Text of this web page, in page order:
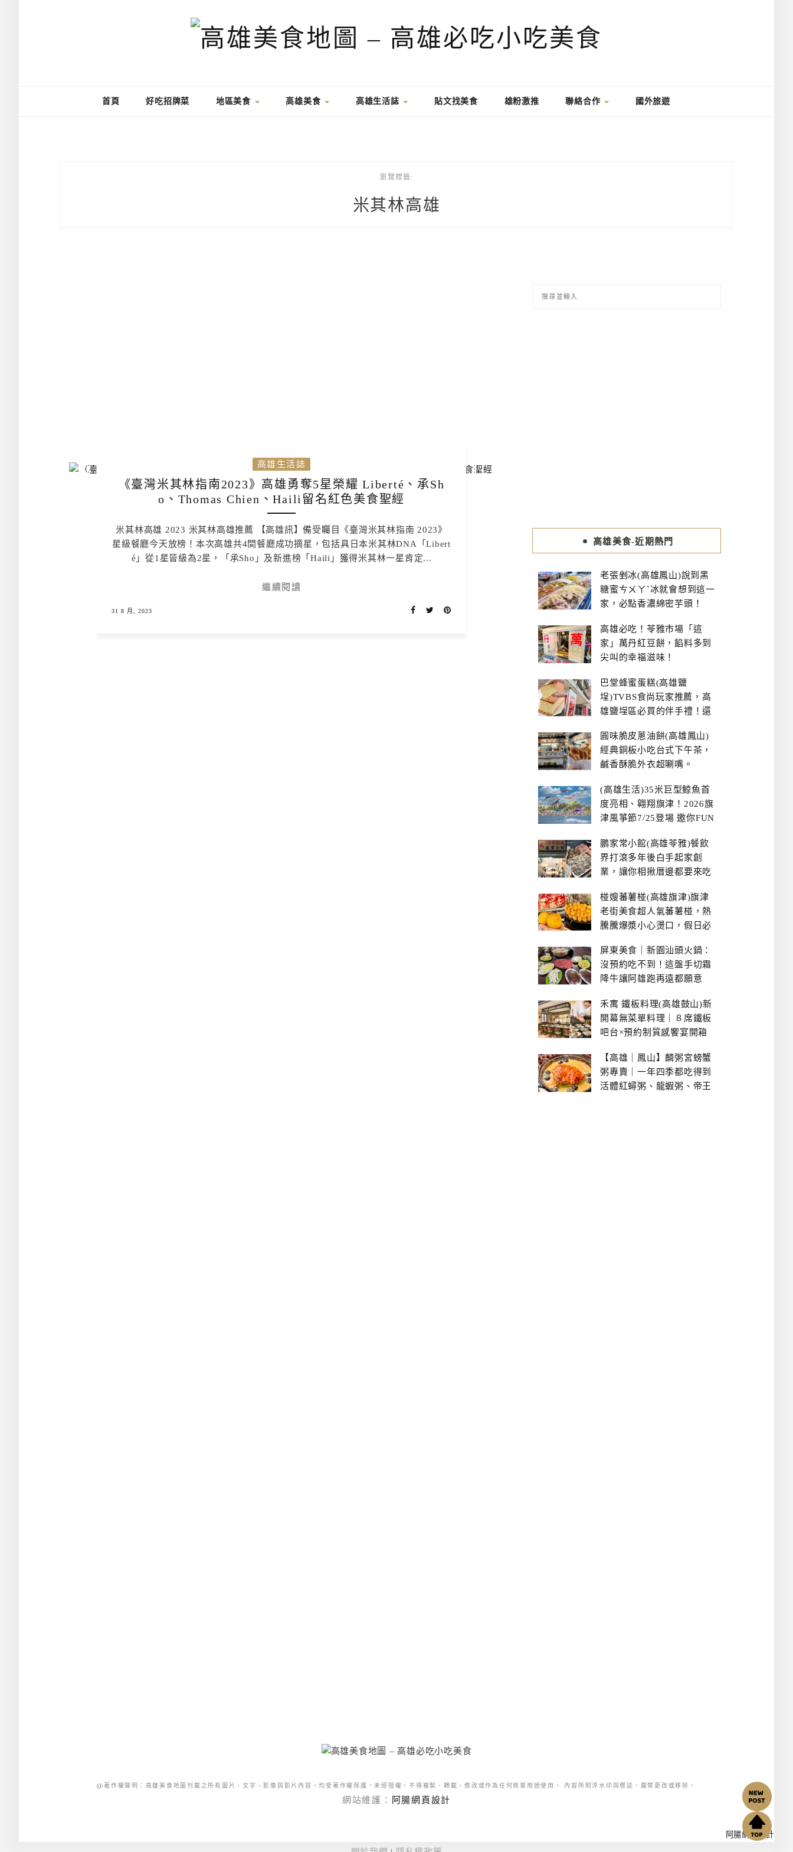
首頁 好吃招牌菜 地區美食 高雄美食 高雄生活誌 貼文找美食 雄粉激推 聯絡合作 國外旅遊
瀏覽標籤:
米其林高雄
高雄生活誌
《臺灣米其林指南2023》高雄勇奪5星榮耀 Liberté、承Sh
o、Thomas Chien、Haili留名紅色美食聖經
米其林高雄 2023 米其林高雄推薦 【高雄訊】備受矚目《臺灣米其林指南 2023》
星級餐廳今天放榜！本次高雄共4間餐廳成功摘星，包括具日本米其林DNA「Libert
é」從1星晉級為2星，「承Sho」及新進榜「Haili」獲得米其林一星肯定...
繼續閱讀
31 8 月, 2023
高雄美食-近期熱門
老張剉冰(高雄鳳山)說到黑
糖蜜ㄘㄨㄚˋ冰就會想到這一
家，必點香濃綿密芋頭！
高雄必吃！苓雅市場「這
家」萬丹紅豆餅，餡料多到
尖叫的幸福滋味！
巴堂蜂蜜蛋糕(高雄鹽
埕)TVBS食尚玩家推薦，高
雄鹽埕區必買的伴手禮！還
圓味脆皮蔥油餅(高雄鳳山)
經典銅板小吃台式下午茶，
鹹香酥脆外衣超唰嘴。
(高雄生活)35米巨型鯨魚首
度亮相、翱翔旗津！2026旗
津風箏節7/25登場 邀你FUN
鵬家常小館(高雄苓雅)餐飲
界打滾多年後白手起家創
業，讓你相揪厝邊都要來吃
椪嫂蕃薯椪(高雄旗津)旗津
老街美食超人氣蕃薯椪，熱
騰騰爆漿小心燙口，假日必
屏東美食｜新園汕頭火鍋：
沒預約吃不到！這盤手切霜
降牛讓阿雄跑再遠都願意
禾寓 鐵板料理(高雄鼓山)新
開幕無菜單料理｜８席鐵板
吧台×預約制質感饗宴開箱
【高雄｜鳳山】麟粥宮螃蟹
粥專賣｜一年四季都吃得到
活體紅蟳粥、龍蝦粥、帝王
@著作權聲明：高雄美食地圖刊載之所有圖片、文字、影像與影片內容，均受著作權保護。未經授權，不得複製、轉載、修改或作為任何商業用途使用。 內容所附浮水印與標誌，嚴禁更改或移除。
網站維護： 阿腸網頁設計
阿腸網頁設計